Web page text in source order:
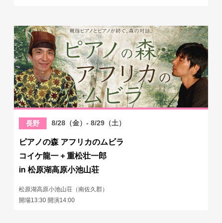
長野 8/28（金）- 8/29（土）
ピアノの森 アフリカのムビラ
コイケ龍一 + 重松壮一郎
in 松原湖高原小池山荘
松原湖高原小池山荘（南佐久郡）
開場13:30 開演14:00